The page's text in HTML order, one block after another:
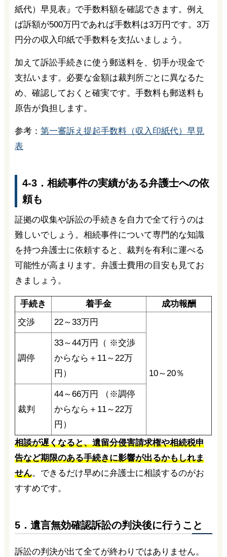
紙代）早見表』で手数料額を確認できます。例え
ば訴額が500万円であれば手数料は3万円です。3万
円分の収入印紙で手数料を支払いましょう。
加えて訴訟手続きに使う郵送料を、切手か現金で
支払います。必要な金額は裁判所ごとに異なるた
め、確認しておくと確実です。手数料も郵送料も
原告が負担します。
参考： 第一審訴え提起手数料（収入印紙代）早見
表
4-3．相続事件の実績がある弁護士への依
頼も
証拠の収集や訴訟の手続きを自力で全て行うのは
難しいでしょう。相続事件について専門的な知識
を持つ弁護士に依頼すると、裁判を有利に運べる
可能性が高まります。弁護士費用の目安も見てお
きましょう。
手続き 着手金
成功報酬
交渉
22～33万円
10～20％
調停
33～44万円（ ※交渉
からなら＋11～22万
円）
裁判
44～66万円 （※調停
からなら＋11～22万
円）
相談が遅くなると、遺留分侵害請求権や相続税申
告など期限のある手続きに影響が出るかもしれま
せん。できるだけ早めに弁護士に相談するのがお
すすめです。
5．遺言無効確認訴訟の判決後に行うこと
訴訟の判決が出て全てが終わりではありません。